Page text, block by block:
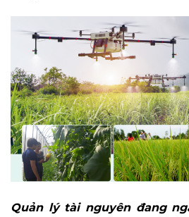
Quản lý tài nguyên đang